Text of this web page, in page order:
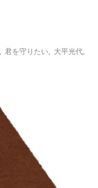
君を守りたい 大平光代